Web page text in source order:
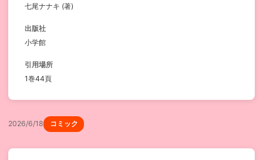
七尾ナナキ (著)
出版社
小学館
引用場所
1巻44頁
2026/6/18 コミック